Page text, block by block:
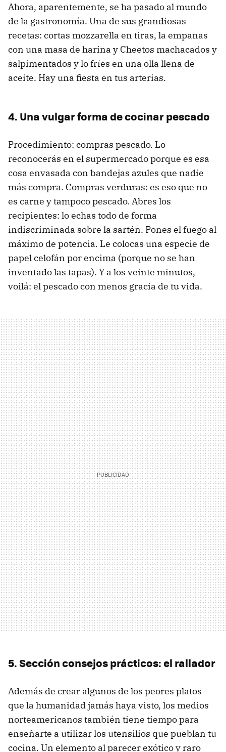
Ahora, aparentemente, se ha pasado al mundo
de la gastronomía. Una de sus grandiosas
recetas: cortas mozzarella en tiras, la empanas
con una masa de harina y Cheetos machacados y
salpimentados y lo fríes en una olla llena de
aceite. Hay una fiesta en tus arterias.
4. Una vulgar forma de cocinar pescado
Procedimiento: compras pescado. Lo
reconocerás en el supermercado porque es esa
cosa envasada con bandejas azules que nadie
más compra. Compras verduras: es eso que no
es carne y tampoco pescado. Abres los
recipientes: lo echas todo de forma
indiscriminada sobre la sartén. Pones el fuego al
máximo de potencia. Le colocas una especie de
papel celofán por encima (porque no se han
inventado las tapas). Y a los veinte minutos,
voilá: el pescado con menos gracia de tu vida.
5. Sección consejos prácticos: el rallador
Además de crear algunos de los peores platos
que la humanidad jamás haya visto, los medios
norteamericanos también tiene tiempo para
enseñarte a utilizar los utensilios que pueblan tu
cocina. Un elemento al parecer exótico y raro